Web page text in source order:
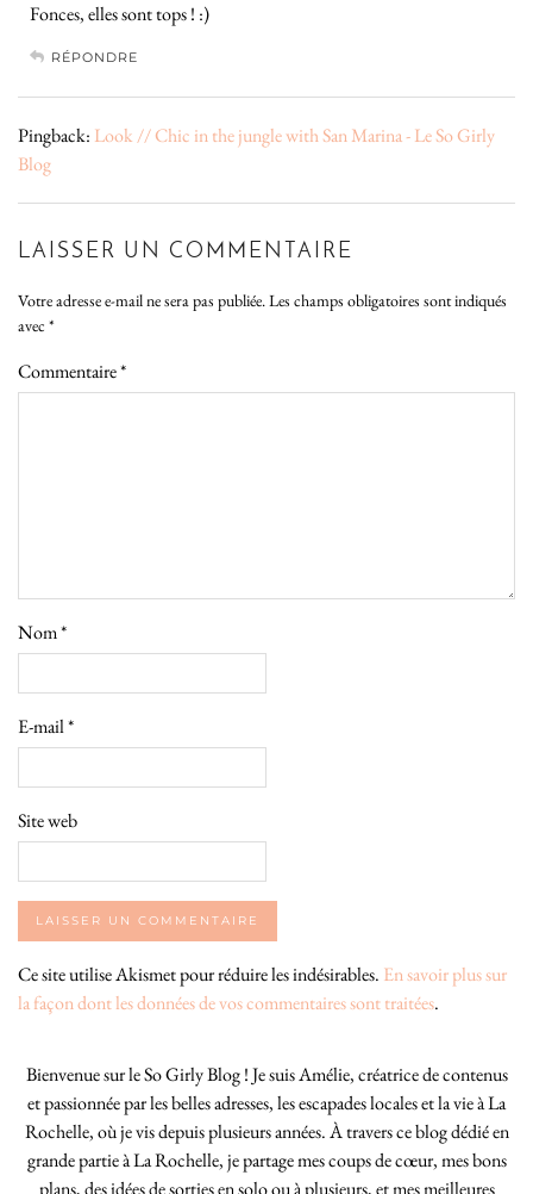
Fonces, elles sont tops ! :)
RÉPONDRE
Pingback: Look // Chic in the jungle with San Marina - Le So Girly
Blog
LAISSER UN COMMENTAIRE
Votre adresse e-mail ne sera pas publiée.Les champs obligatoires sont indiqués
avec *
Commentaire*
Nom*
E-mail*
Site web
Ce site utilise Akismet pour réduire les indésirables. En savoir plus sur
la façon dont les données de vos commentaires sont traitées.
Bienvenue sur le So Girly Blog ! Je suis Amélie, créatrice de contenus
et passionnée par les belles adresses, les escapades locales et la vie à La
Rochelle, où je vis depuis plusieurs années. À travers ce blog dédié en
grande partie à La Rochelle, je partage mes coups de cœur, mes bons
plans, des idées de sorties en solo ou à plusieurs, et mes meilleures